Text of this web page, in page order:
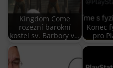
Kingdom Come
rozezní barokní
kostel sv. Barbory v…
Konec
pro